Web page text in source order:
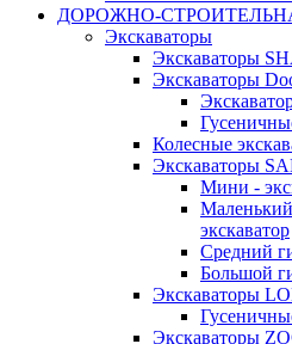
ДОРОЖНО-
Экскаваторы
Экскаваторы
Экскаваторы
Колесные
Экскаватоpы
Мини -
экскаватор
Средний
Большой
Экскаваторы
Экскаваторы